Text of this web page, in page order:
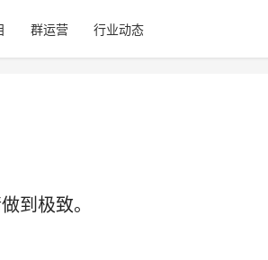
群运营 行业动态
到极致。